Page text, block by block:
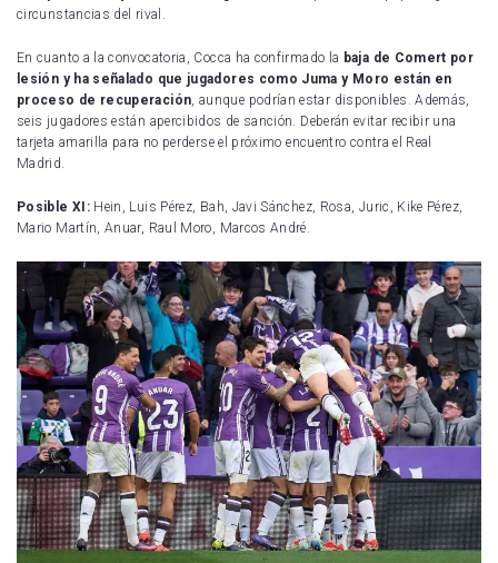
circunstancias del rival.
En cuanto a la convocatoria, Cocca ha confirmado la baja de Comert por
lesión y ha señalado que jugadores como Juma y Moro están en
proceso de recuperación , aunque podrían estar disponibles. Además,
seis jugadores están apercibidos de sanción. Deberán evitar recibir una
tarjeta amarilla para no perderse el próximo encuentro contra el Real
Madrid.
Posible XI:Hein, Luis Pérez, Bah, Javi Sánchez, Rosa, Juric, Kike Pérez,
Mario Martín, Anuar, Raul Moro, Marcos André.